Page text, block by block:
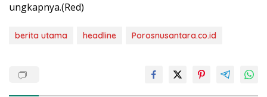
ungkapnya.(Red)
berita utama headline Porosnusantara.co.id